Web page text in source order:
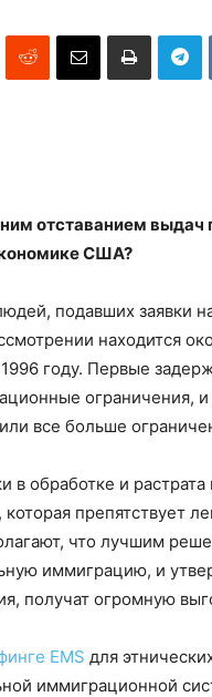
отставанием выдач
США?
подавших заявки
находится
году. Первые
ограничения, и
все больше
в обработке и
препятствует
что лучшим
иммиграцию, и
получат огромную
ЕМS для
иммиграционной